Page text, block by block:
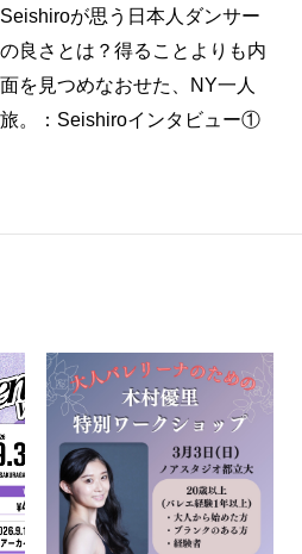
Seishiroが思う日本人ダンサー
の良さとは？得ることよりも内
面を見つめなおせた、NY一人
旅。：Seishiroインタビュー①